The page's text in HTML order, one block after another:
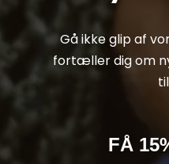
Gå ikke glip af
fortæller dig om
FÅ